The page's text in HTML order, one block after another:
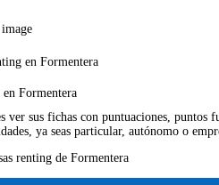
en Formentera
Formentera
sus fichas con puntuaciones,
ya seas particular, autónomo o
renting de Formentera